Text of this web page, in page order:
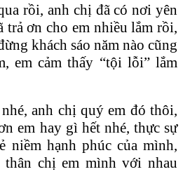
rồi, anh chị đã có nơi yên
trả ơn cho em nhiều lắm rồi,
khách sáo năm nào cũng
em cảm thấy “tội lỗi” lắm
anh chị quý em đó thôi,
em hay gì hết nhé, thực sự
niềm hạnh phúc của mình,
chị em mình với nhau